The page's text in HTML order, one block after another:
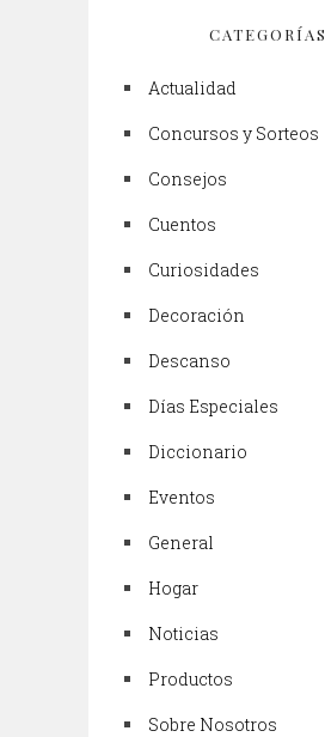
CATEGORÍAS
Actualidad
Concursos y Sorteos
Consejos
Cuentos
Curiosidades
Decoración
Descanso
Días Especiales
Diccionario
Eventos
General
Hogar
Noticias
Productos
Sobre Nosotros